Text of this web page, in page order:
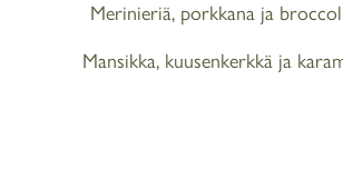
Merinieriä, porkkana ja
Mansikka, kuusenkerkkä ja